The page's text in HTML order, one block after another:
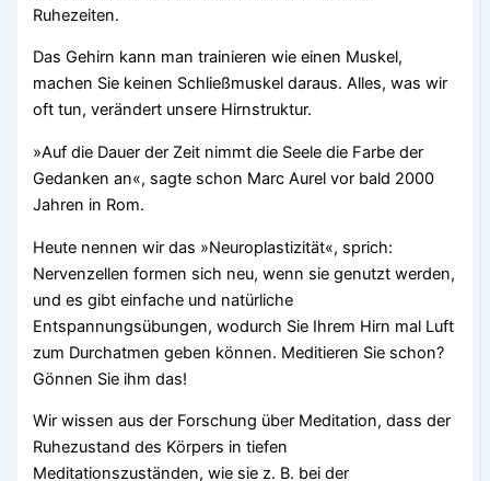
Ruhezeiten.
Das Gehirn kann man trainieren wie einen Muskel,
machen Sie keinen Schließmuskel daraus. Alles, was wir
oft tun, verändert unsere Hirnstruktur.
»Auf die Dauer der Zeit nimmt die Seele die Farbe der
Gedanken an«, sagte schon Marc Aurel vor bald 2000
Jahren in Rom.
Heute nennen wir das »Neuroplastizität«, sprich:
Nervenzellen formen sich neu, wenn sie genutzt werden,
und es gibt einfache und natürliche
Entspannungsübungen, wodurch Sie Ihrem Hirn mal Luft
zum Durchatmen geben können. Meditieren Sie schon?
Gönnen Sie ihm das!
Wir wissen aus der Forschung über Meditation, dass der
Ruhezustand des Körpers in tiefen
Meditationszuständen, wie sie z. B. bei der